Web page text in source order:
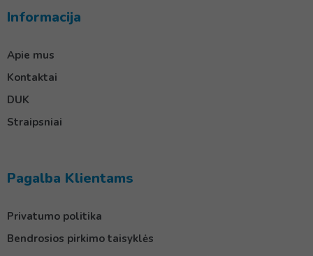
Informacija
Apie mus
Kontaktai
DUK
Straipsniai
Pagalba Klientams
Privatumo politika
Bendrosios pirkimo taisyklės